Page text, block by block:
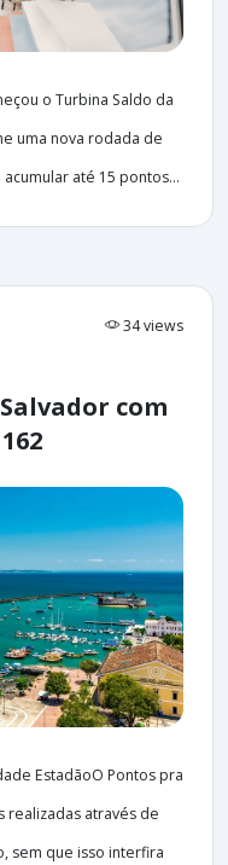
o Turbina Saldo da
uma nova rodada de
até 15 pontos...
34 views
com
EstadãoO Pontos pra
realizadas através de
sem que isso interfira